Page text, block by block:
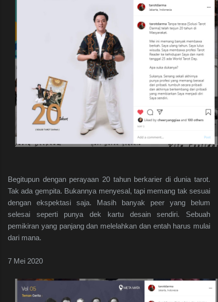
Begitupun dengan perayaan 20 tahun berkarier di dunia tarot.
Tak ada gempita. Bukannya menyesal, tapi memang tak sesuai
dengan ekspektasi saja. Masih banyak peer yang belum
selesai seperti punya dek kartu desain sendiri. Sebuah
pemikiran yang panjang dan melelahkan dan entah harus mulai
dari mana.
7 Mei 2020